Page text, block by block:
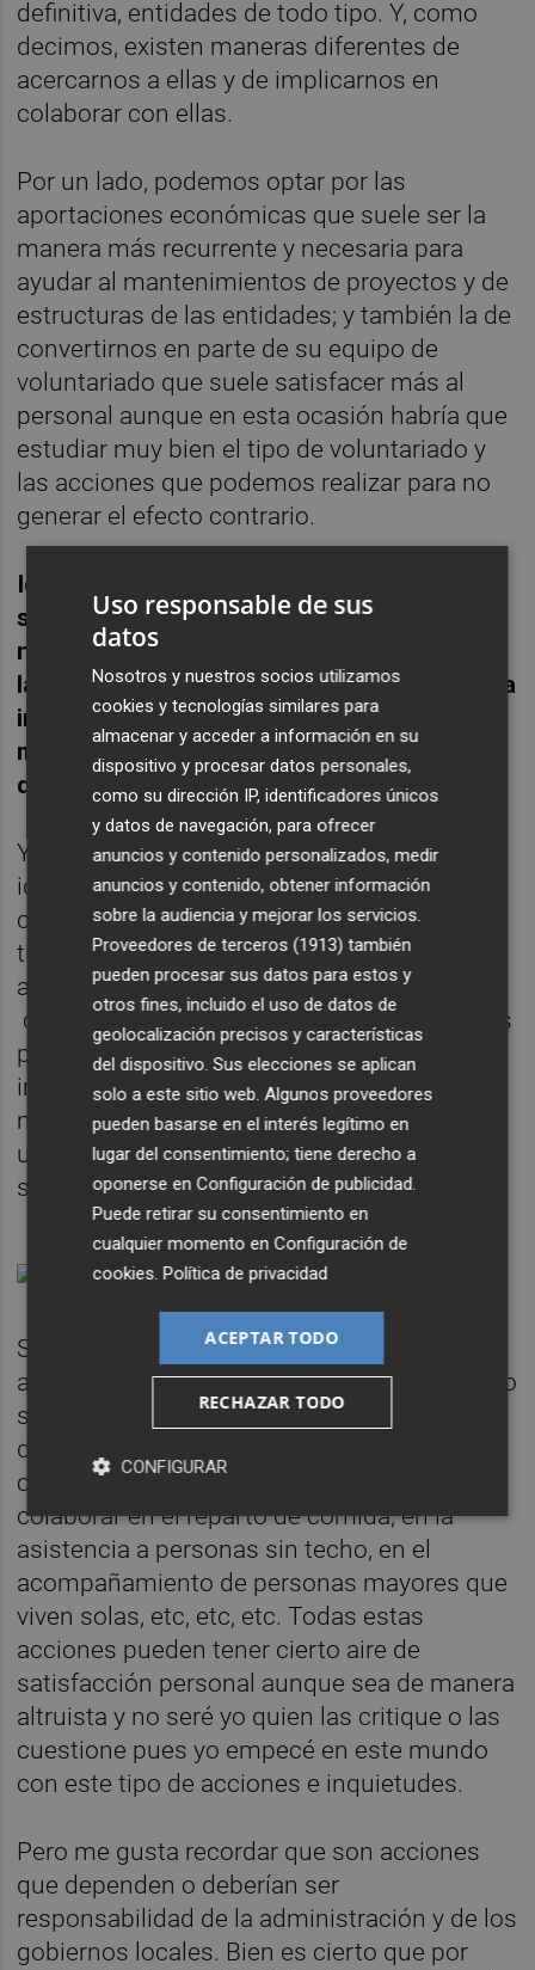
definitiva, entidades de todo tipo. Y, como
decimos, existen maneras diferentes de
acercarnos a ellas y de implicarnos en
colaborar con ellas.
Por un lado, podemos optar por las
aportaciones económicas que suele ser la
manera más recurrente y necesaria para
ayudar al mantenimientos de proyectos y de
estructuras de las entidades; y también la de
convertirnos en parte de su equipo de
voluntariado que suele satisfacer más al
personal aunque en esta ocasión habría que
estudiar muy bien el tipo de voluntariado y
las acciones que podemos realizar para no
generar el efecto contrario.
Identificar una entidad con la que nos
sintamos cercanos y que esté alineada con
nuestra manera de entender la vida es una
labor necesaria para conseguir que nuestra
implicación y continuidad con la oengé se
mantenga en el tiempo y no sea sólo una
declaración de intenciones para el 2023.
Y en esa línea deberíamos seguir, en
identificar nuestro propósito para ser
capaces de mantener nuestra decisión en el
tiempo y conseguir que de manera real la
acción y la decisión que hayamos tomado
consiga tener impacto. Conseguir que esos
pequeños cambios prácticamente
imperceptibles lleguen a ser reales y se
mantengan en el tiempo para que no sea
una acción efímera y que al final tengan un
significado.
Son muchas las personas que con el
arranque del año se pueden dar de alta como
socios o socias en una entidad o que
decidan ser voluntarias y voluntarios en
centros de asistencia social para poder
colaborar en el reparto de comida, en la
asistencia a personas sin techo, en el
acompañamiento de personas mayores que
viven solas, etc, etc, etc. Todas estas
acciones pueden tener cierto aire de
satisfacción personal aunque sea de manera
altruista y no seré yo quien las critique o las
cuestione pues yo empecé en este mundo
con este tipo de acciones e inquietudes.
Pero me gusta recordar que son acciones
que dependen o deberían ser
responsabilidad de la administración y de los
gobiernos locales. Bien es cierto que por
Uso responsable de sus
datos
Nosotros y nuestros socios utilizamos
cookies y tecnologías similares para
almacenar y acceder a información en su
dispositivo y procesar datos personales,
como su dirección IP, identificadores únicos
y datos de navegación, para ofrecer
anuncios y contenido personalizados, medir
anuncios y contenido, obtener información
sobre la audiencia y mejorar los servicios.
Proveedores de terceros (1913) también
pueden procesar sus datos para estos y
otros fines, incluido el uso de datos de
geolocalización precisos y características
del dispositivo. Sus elecciones se aplican
solo a este sitio web. Algunos proveedores
pueden basarse en el interés legítimo en
lugar del consentimiento; tiene derecho a
oponerse enConfiguración de publicidad.
Puede retirar su consentimiento en
cualquier momento enConfiguración de
cookies.Política de privacidad
ACEPTAR TODO
RECHAZAR TODO
CONFIGURAR